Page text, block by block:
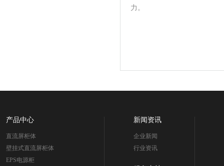
力。
产品中心
直流屏柜体
壁挂式直流屏柜体
EPS电源柜
新闻资讯
企业新闻
行业资讯